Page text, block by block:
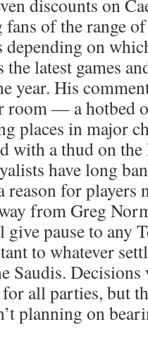
discounts on
fans of the range
depending on
the latest games
year. His
room — a hotbed
places in major
with a thud on the
have long
reason for
from Greg
pause to any
to whatever
Saudis.
for all parties, but
planning on